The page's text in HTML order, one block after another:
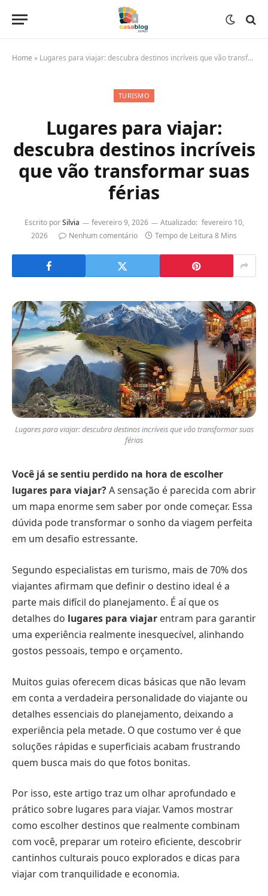
Home » Lugares para viajar: descubra destinos incríveis que vão transformar suas férias
TURISMO
Lugares para viajar:
descubra destinos incríveis
que vão transformar suas
férias
Escrito por Silvia fevereiro 9, 2026 Atualizado: fevereiro 10,
2026
Nenhum comentário Tempo de Leitura 8 Mins
Lugares para viajar: descubra destinos incríveis que vão transformar suas
férias
Você já se sentiu perdido na hora de escolher
lugares para viajar?A sensação é parecida com abrir
um mapa enorme sem saber por onde começar. Essa
dúvida pode transformar o sonho da viagem perfeita
em um desafio estressante.
Segundo especialistas em turismo, mais de 70% dos
viajantes afirmam que definir o destino ideal é a
parte mais difícil do planejamento. É aí que os
detalhes do lugares para viajar entram para garantir
uma experiência realmente inesquecível, alinhando
gostos pessoais, tempo e orçamento.
Muitos guias oferecem dicas básicas que não levam
em conta a verdadeira personalidade do viajante ou
detalhes essenciais do planejamento, deixando a
experiência pela metade. O que costumo ver é que
soluções rápidas e superficiais acabam frustrando
quem busca mais do que fotos bonitas.
Por isso, este artigo traz um olhar aprofundado e
prático sobre lugares para viajar. Vamos mostrar
como escolher destinos que realmente combinam
com você, preparar um roteiro eficiente, descobrir
cantinhos culturais pouco explorados e dicas para
viajar com tranquilidade e economia.